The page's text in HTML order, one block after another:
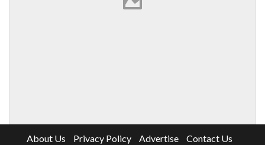
About Us Privacy Policy Advertise
Contact Us